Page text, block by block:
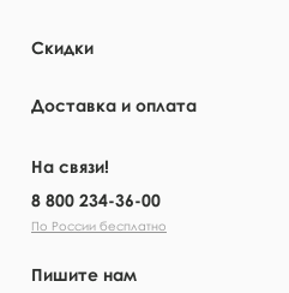
Скидки
Доставка и оплата
На связи!
8 800 234-36-00
По России бесплатно
Пишите нам